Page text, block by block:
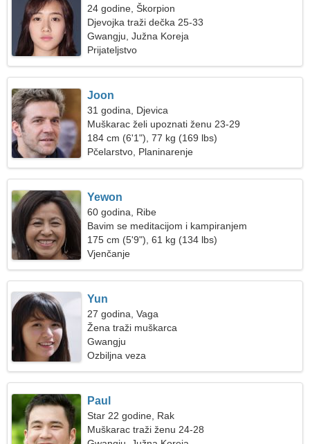
24 godine, Škorpion
Djevojka traži dečka 25-33
Gwangju, Južna Koreja
Prijateljstvo
Joon
31 godina, Djevica
Muškarac želi upoznati ženu 23-29
184 cm (6'1"), 77 kg (169 lbs)
Pčelarstvo, Planinarenje
Yewon
60 godina, Ribe
Bavim se meditacijom i kampiranjem
175 cm (5'9"), 61 kg (134 lbs)
Vjenčanje
Yun
27 godina, Vaga
Žena traži muškarca
Gwangju
Ozbiljna veza
Paul
Star 22 godine, Rak
Muškarac traži ženu 24-28